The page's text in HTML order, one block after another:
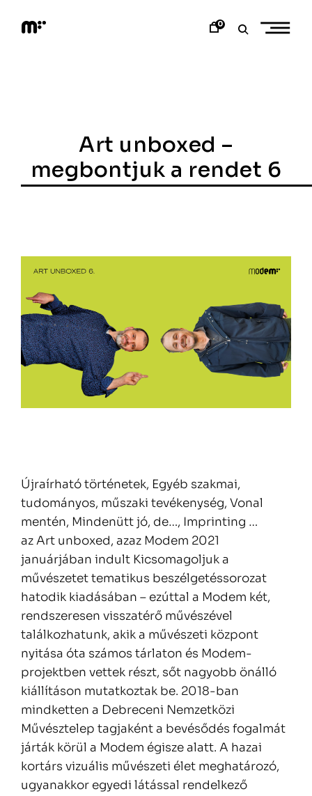
content
0
Art unboxed –
megbontjuk a rendet 6
Újraírható történetek, Egyéb szakmai,
tudományos, műszaki tevékenység, Vonal
mentén, Mindenütt jó, de…, Imprinting …
az Art unboxed, azaz Modem 2021
januárjában indult Kicsomagoljuk a
művészetet tematikus beszélgetéssorozat
hatodik kiadásában – ezúttal a Modem két,
rendszeresen visszatérő művészével
találkozhatunk, akik a művészeti központ
nyitása óta számos tárlaton és Modem-
projektben vettek részt, sőt nagyobb önálló
kiállításon mutatkoztak be. 2018-ban
mindketten a Debreceni Nemzetközi
Művésztelep tagjaként a bevésődés fogalmát
járták körül a Modem égisze alatt. A hazai
kortárs vizuális művészeti élet meghatározó,
ugyanakkor egyedi látással rendelkező